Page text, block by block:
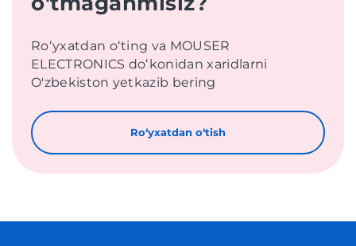
Roʻyxatdan oʻting va MOUSER
ELECTRONICS doʻkonidan xaridlarni
O'zbekiston yetkazib bering
Roʻyxatdan oʻtish